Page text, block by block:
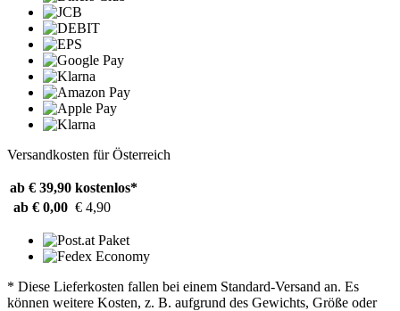
Versandkosten für Österreich
ab € 39,90 kostenlos*
ab € 0,00 € 4,90
* Diese Lieferkosten fallen bei einem Standard-Versand an. Es
können weitere Kosten, z. B. aufgrund des Gewichts, Größe oder